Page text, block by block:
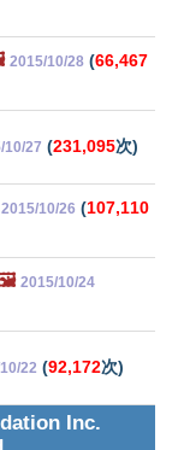
2015/10/28 (66,467
10/27 (231,095次)
2015/10/26 (107,110
2015/10/24
22 (92,172次)
Inc.